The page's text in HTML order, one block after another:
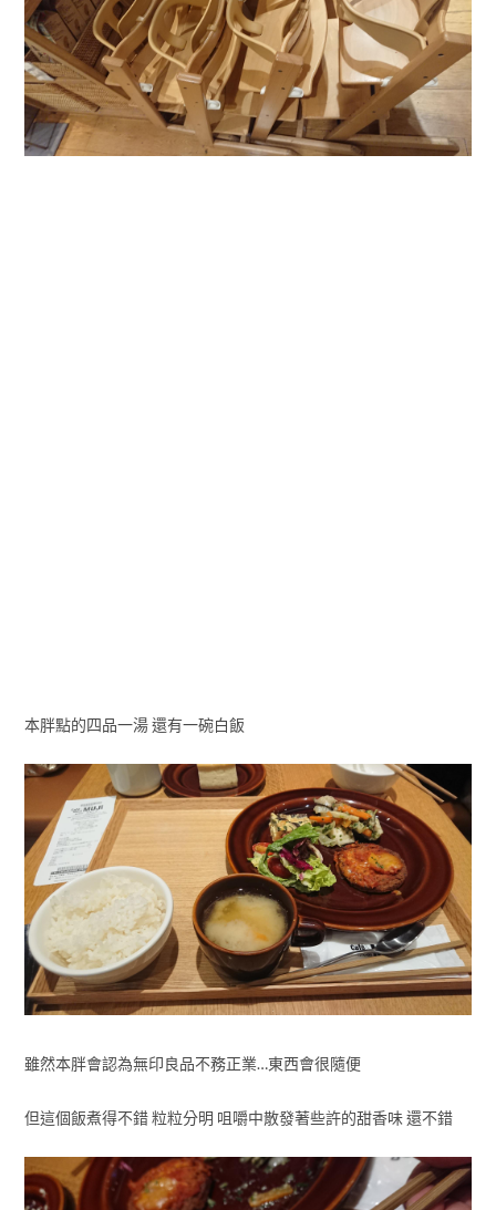
本胖點的四品一湯 還有一碗白飯
雖然本胖會認為無印良品不務正業…東西會很隨便
但這個飯煮得不錯 粒粒分明 咀嚼中散發著些許的甜香味 還不錯